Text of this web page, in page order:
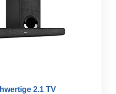
2.1 TV